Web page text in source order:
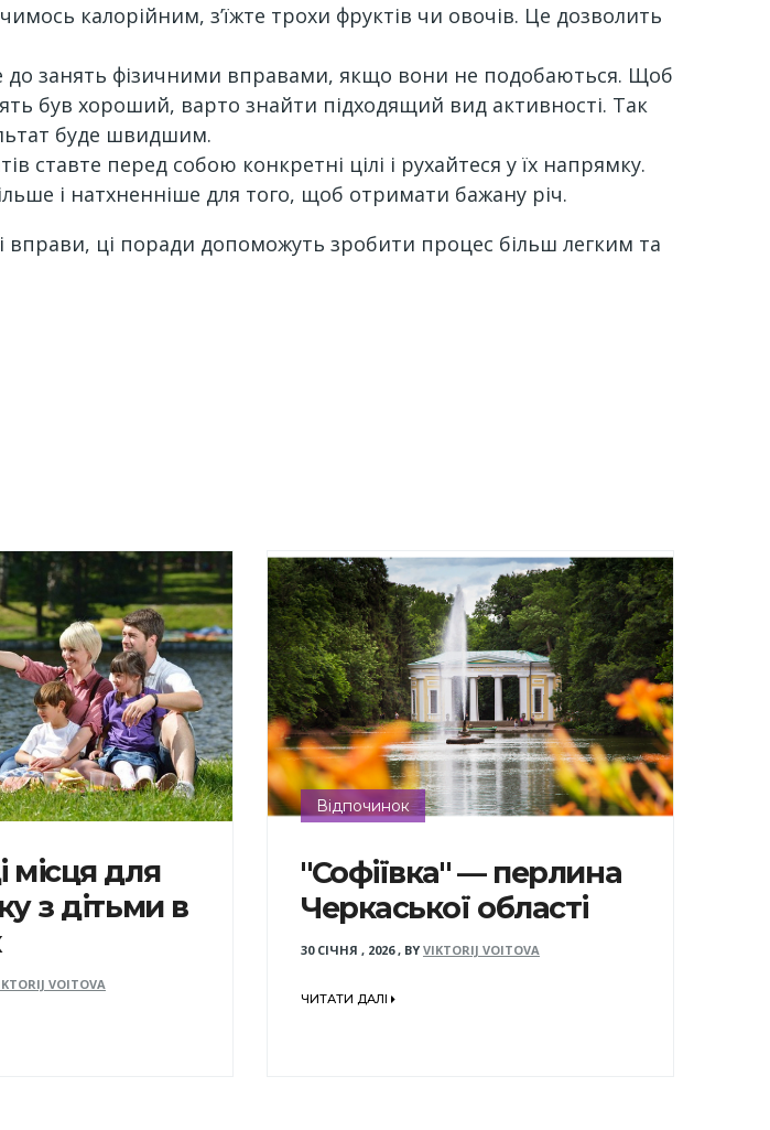
калорійним, з’їжте трохи фруктів чи овочів. Це дозволить
до занять фізичними вправами, якщо вони не подобаються. Щоб
був хороший, варто знайти підходящий вид активності. Так
буде швидшим.
перед собою конкретні цілі і рухайтеся у їх напрямку.
і натхненніше для того, щоб отримати бажану річ.
вправи, ці поради допоможуть зробити процес більш легким та
місця для
з дітьми в
VOITOVA
Відпочинок
"Софіївка" — перлина
Черкаської області
30 СІЧНЯ , 2026, BY VIKTORIJ VOITOVA
ЧИТАТИ ДАЛІ